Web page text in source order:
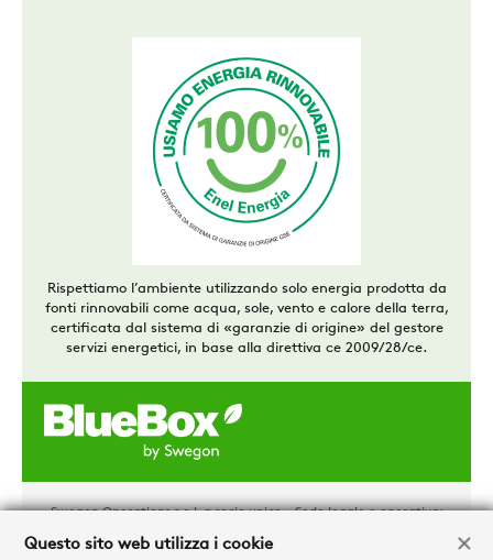
Rispettiamo l’ambiente utilizzando solo energia prodotta da
fonti rinnovabili come acqua, sole, vento e calore della terra,
certificata dal sistema di «garanzie di origine» del gestore
servizi energetici, in base alla direttiva ce 2009/28/ce.
Swegon Operations s.r.l. a socio unico - Sede legale e operativa:
Tel. +39 0426 921111 - Cap. Soc. € 1.500.000,00 i.v - P.IVA
Questo sito web utilizza i cookie